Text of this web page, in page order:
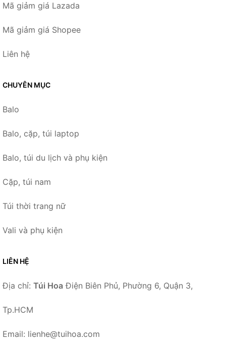
Mã giảm giá Lazada
Mã giảm giá Shopee
Liên hệ
CHUYÊN MỤC
Balo
Balo, cặp, túi laptop
Balo, túi du lịch và phụ kiện
Cặp, túi nam
Túi thời trang nữ
Vali và phụ kiện
LIÊN HỆ
Địa chỉ: Túi Hoa Điện Biên Phủ, Phường 6, Quận 3,
Tp.HCM
Email: lienhe@tuihoa.com